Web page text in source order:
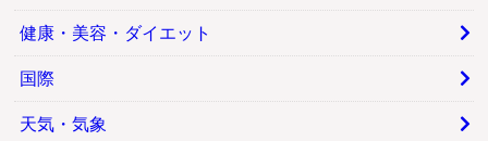
健康・美容・ダイエット
国際
天気・気象